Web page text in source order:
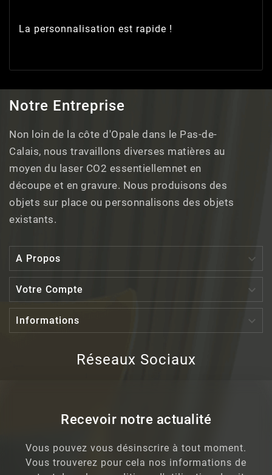
La personnalisation est rapide !
Notre Entreprise
Non loin de la côte d'Opale dans le Pas-de-
Calais, nous travaillons diverses matières au
moyen du laser CO2 essentiellemnet en
découpe et en gravure. Nous produisons des
objets sur place ou personnalisons des objets
existants.
A Propos 
Votre Compte 
Informations 
Réseaux Sociaux
Recevoir notre actualité
Vous pouvez vous désinscrire à tout moment.
Vous trouverez pour cela nos informations de